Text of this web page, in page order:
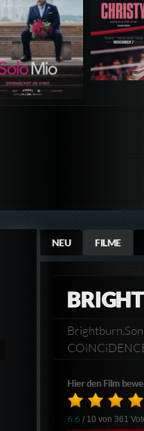
NEU FILME
Hier den Film
6.6 / 10 von361